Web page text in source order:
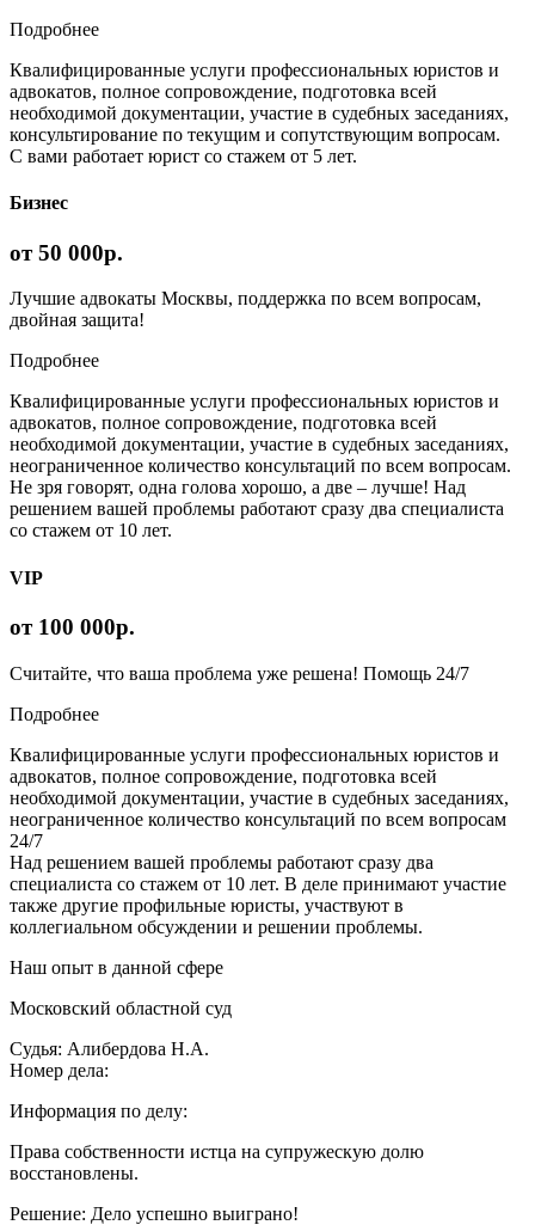
Подробнее
Квалифицированные услуги профессиональных юристов и
адвокатов, полное сопровождение, подготовка всей
необходимой документации, участие в судебных заседаниях,
консультирование по текущим и сопутствующим вопросам.
С вами работает юрист со стажем от 5 лет.
Бизнес
от 50 000р.
Лучшие адвокаты Москвы, поддержка по всем вопросам,
двойная защита!
Подробнее
Квалифицированные услуги профессиональных юристов и
адвокатов, полное сопровождение, подготовка всей
необходимой документации, участие в судебных заседаниях,
неограниченное количество консультаций по всем вопросам.
Не зря говорят, одна голова хорошо, а две – лучше! Над
решением вашей проблемы работают сразу два специалиста
со стажем от 10 лет.
VIP
от 100 000р.
Считайте, что ваша проблема уже решена! Помощь 24/7
Подробнее
Квалифицированные услуги профессиональных юристов и
адвокатов, полное сопровождение, подготовка всей
необходимой документации, участие в судебных заседаниях,
неограниченное количество консультаций по всем вопросам
24/7
Над решением вашей проблемы работают сразу два
специалиста со стажем от 10 лет. В деле принимают участие
также другие профильные юристы, участвуют в
коллегиальном обсуждении и решении проблемы.
Наш опыт в данной сфере
Московский областной суд
Судья: Алибердова Н.А.
Номер дела:
Информация по делу:
Права собственности истца на супружескую долю
восстановлены.
Решение: Дело успешно выиграно!